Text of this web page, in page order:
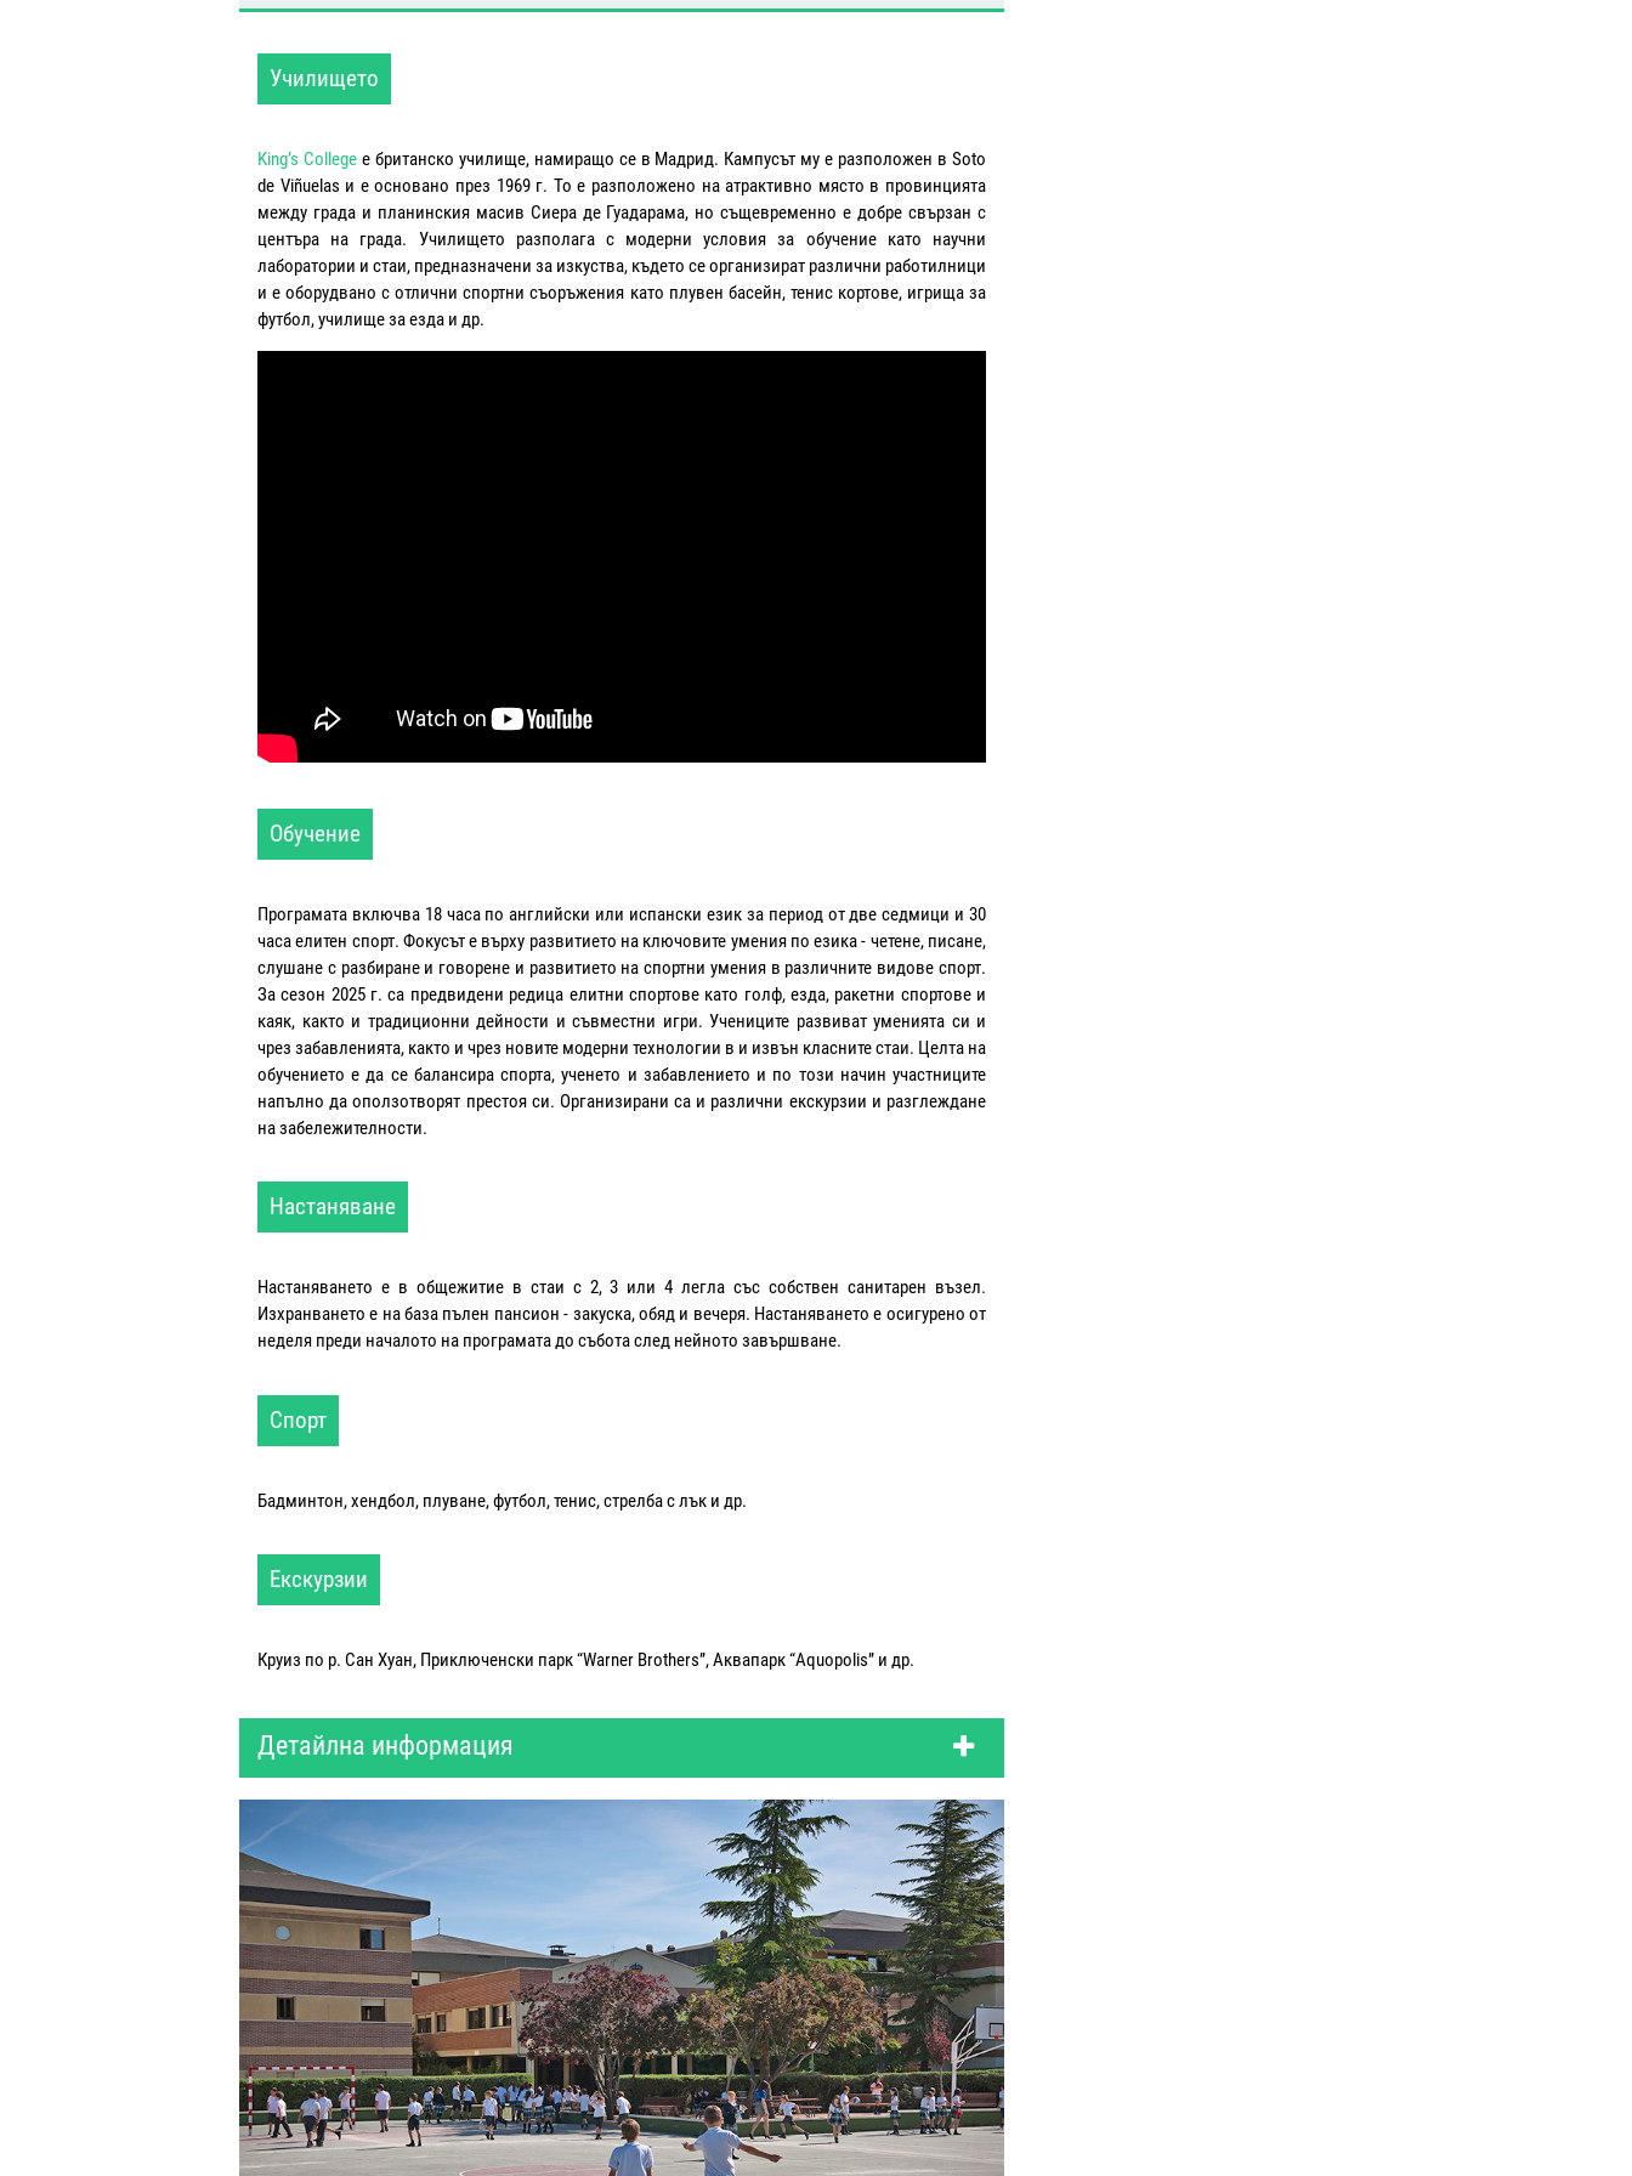
Училището
King’s Collegeе британско училище, намиращо се в Мадрид. Кампусът му е разположен в Soto
de Viñuelas и е основано през 1969 г. То е разположено на атрактивно място в провинцията
между града и планинския масив Сиера де Гуадарама, но същевременно е добре свързан с
центъра на града. Училището разполага с модерни условия за обучение като научни
лаборатории и стаи, предназначени за изкуства, където се организират различни работилници
и е оборудвано с отлични спортни съоръжения като плувен басейн, тенис кортове, игрища за
футбол, училище за езда и др.
Обучение
Програмата включва 18 часа по английски или испански език за период от две седмици и 30
часа елитен спорт. Фокусът е върху развитието на ключовите умения по езика - четене, писане,
слушане с разбиране и говорене и развитието на спортни умения в различните видове спорт.
За сезон 2025 г. са предвидени редица елитни спортове като голф, езда, ракетни спортове и
каяк, както и традиционни дейности и съвместни игри. Учениците развиват уменията си и
чрез забавленията, както и чрез новите модерни технологии в и извън класните стаи. Целта на
обучението е да се балансира спорта, ученето и забавлението и по този начин участниците
напълно да оползотворят престоя си. Организирани са и различни екскурзии и разглеждане
на забележителности.
Настаняване
Настаняването е в общежитие в стаи с 2, 3 или 4 легла със собствен санитарен възел.
Изхранването е на база пълен пансион - закуска, обяд и вечеря. Настаняването е осигурено от
неделя преди началото на програмата до събота след нейното завършване.
Спорт
Бадминтон, хендбол, плуване, футбол, тенис, стрелба с лък и др.
Екскурзии
Круиз по р. Сан Хуан, Приключенски парк “Warner Brothers”, Аквапарк “Aquopolis” и др.
Детайлна информация
Цената включва:
18 уч. часа по английски език за периода;
30 часа спортни занимания за периода;
Учебни материали;
Настаняване в общежитие;
Изхранване на база пълен пансион;
1 целодневна екскурзия седмично;
Ежедневни следобедни и вечерни занимания;